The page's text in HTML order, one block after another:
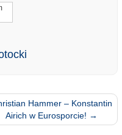
Hammer – Konstantin
Airich w Eurosporcie! →